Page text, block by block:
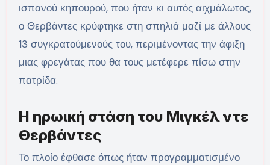
ισπανού κηπουρού, που ήταν κι αυτός αιχμάλωτος,
ο Θερβάντες κρύφτηκε στη σπηλιά μαζί με άλλους
13 συγκρατούμενούς του, περιμένοντας την άφιξη
μιας φρεγάτας που θα τους μετέφερε πίσω στην
πατρίδα.
Η ηρωική στάση του Μιγκέλ ντε
Θερβάντες
Το πλοίο έφθασε όπως ήταν προγραμματισμένο